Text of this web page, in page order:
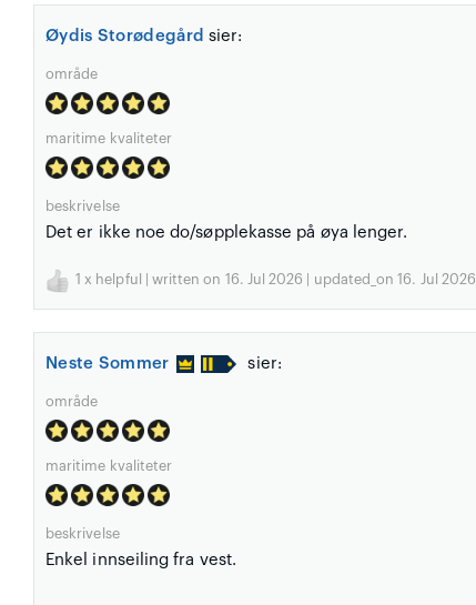
Øydis Storødegård sier:
område
maritime kvaliteter
beskrivelse
Det er ikke noe do/søpplekasse på øya lenger.
1 x helpful | written on 16. Jul 2026 | updated_on 16. Jul 2026
Neste Sommer sier:
område
maritime kvaliteter
beskrivelse
Enkel innseiling fra vest.